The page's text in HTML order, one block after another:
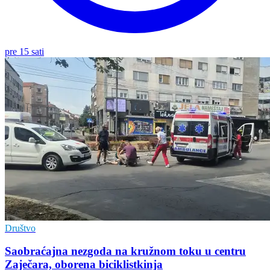
pre 15 sati
Društvo
Saobraćajna nezgoda na kružnom toku u centru
Zaječara, oborena biciklistkinja